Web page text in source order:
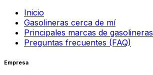
Inicio
Gasolineras cerca de mí
Principales marcas de gasolineras
Preguntas frecuentes (FAQ)
Empresa